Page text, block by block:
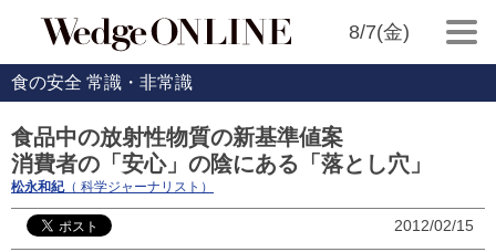
8/7(金)
食の安全 常識・非常識
食品中の放射性物質の新基準値案
消費者の「安心」の陰にある「落とし穴」
松永和紀（ 科学ジャーナリスト）
2012/02/15